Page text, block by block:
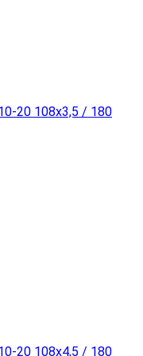
20 108x3,5 / 180
20 108x4,5 / 180